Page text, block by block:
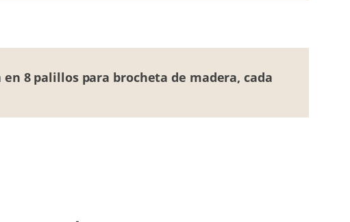
8 palillos para brocheta de madera, cada